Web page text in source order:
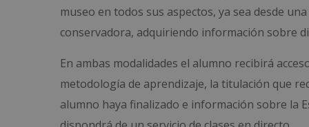
museo en todos sus aspectos, ya sea desde
conservadora, adquiriendo información sobre
En ambas modalidades el alumno recibirá
metodología de aprendizaje, la titulación que
alumno haya finalizado e información sobre la